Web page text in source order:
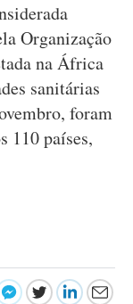
Organização
na África
sanitárias
foram
110 países,